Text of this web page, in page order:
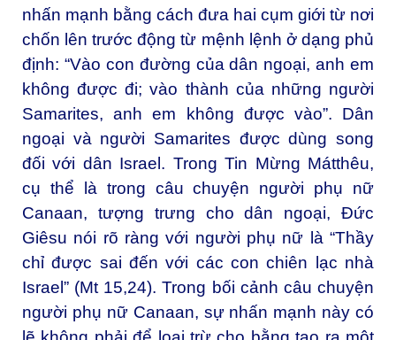
nhấn mạnh bằng cách đưa hai cụm giới từ nơi
chốn lên trước động từ mệnh lệnh ở dạng phủ
định: “Vào con đường của dân ngoại, anh em
không được đi; vào thành của những người
Samarites, anh em không được vào”. Dân
ngoại và người Samarites được dùng song
đối với dân Israel. Trong Tin Mừng Mátthêu,
cụ thể là trong câu chuyện người phụ nữ
Canaan, tượng trưng cho dân ngoại, Đức
Giêsu nói rõ ràng với người phụ nữ là “Thầy
chỉ được sai đến với các con chiên lạc nhà
Israel” (Mt 15,24). Trong bối cảnh câu chuyện
người phụ nữ Canaan, sự nhấn mạnh này có